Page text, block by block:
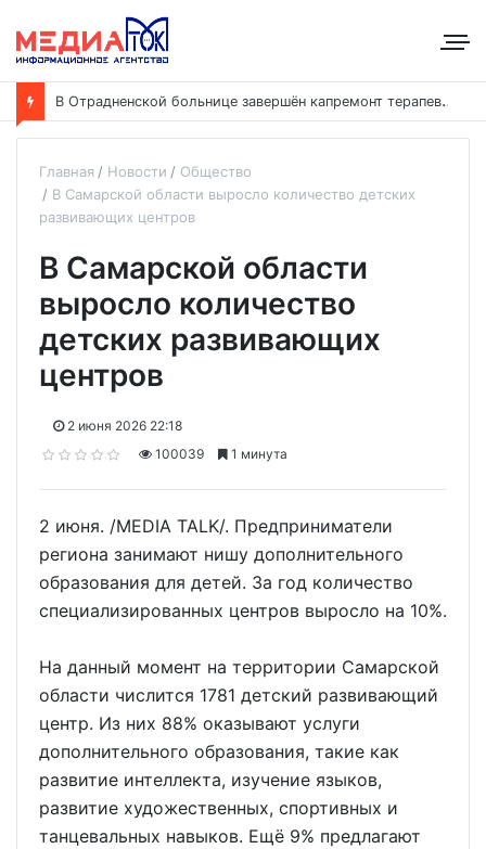
В
Отрадненской больнице завершён капремонт терапевтического корпуса
Главная Новости
Общество
В Самарской области выросло количество детских
развивающих центров
В Самарской области
выросло количество
детских развивающих
центров
2 июня 2026 22:18
100039
1 минута
2 июня. /MEDIA TALK/. Предприниматели
региона занимают нишу дополнительного
образования для детей. За год количество
специализированных центров выросло на 10%.
На данный момент на территории Самарской
области числится 1781 детский развивающий
центр. Из них 88% оказывают услуги
дополнительного образования, такие как
развитие интеллекта, изучение языков,
развитие художественных, спортивных и
танцевальных навыков. Ещё 9% предлагают